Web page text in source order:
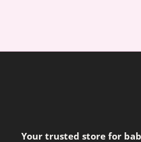
Your trusted store for